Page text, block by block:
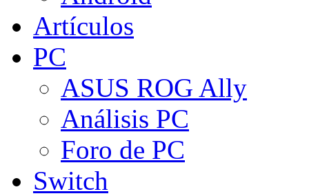
Artículos
PC
ASUS ROG Ally
Análisis PC
Foro de PC
Switch